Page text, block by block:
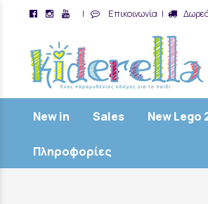
| Επικοινωνία |
New in Sales New Lego
Πληροφορίες